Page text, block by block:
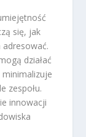
się, jak
działać
zespołu.
innowacji